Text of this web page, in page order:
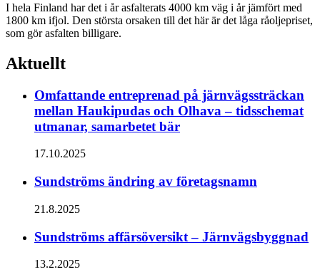
I hela Finland har det i år asfalterats 4000 km väg i år jämfört med
1800 km ifjol. Den största orsaken till det här är det låga råoljepriset,
som gör asfalten billigare.
Aktuellt
Omfattande entreprenad på järnvägssträckan
mellan Haukipudas och Olhava – tidsschemat
utmanar, samarbetet bär
17.10.2025
Sundströms ändring av företagsnamn
21.8.2025
Sundströms affärsöversikt – Järnvägsbyggnad
13.2.2025